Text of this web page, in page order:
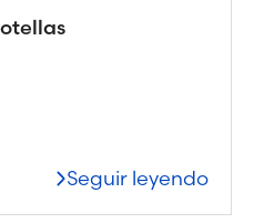
Seguir leyendo